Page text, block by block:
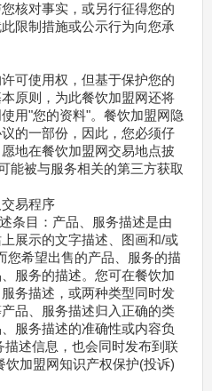
核对事实，或另行征得您的
限制措施或公示行为向您承
可使用权，但基于保护您的
原则，为此餐饮加盟网还将
用"您的资料"。餐饮加盟网隐
的一部份，因此，您必须仔
地在餐饮加盟网交易地点披
能被与服务相关的第三方获取
易程序
条目：产品、服务描述是由
展示的文字描述、图画和/或
您希望出售的产品、服务的描
服务的描述。您可在餐饮加
务描述，或两种类型同时发
品、服务描述归入正确的类
服务描述的准确性或内容负
述信息，也会同时发布到联
饮加盟网知识产权保护(投诉)